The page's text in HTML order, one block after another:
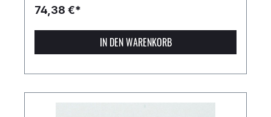
74,38 €*
IN DEN WARENKORB